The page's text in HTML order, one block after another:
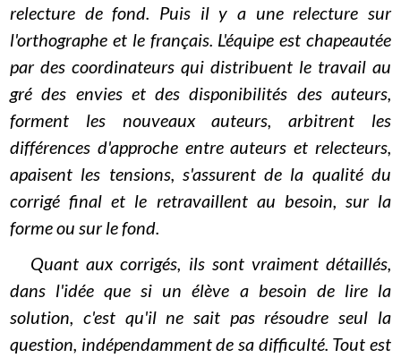
relecture de fond. Puis il y a une relecture sur
l'orthographe et le français. L'équipe est chapeautée
par des coordinateurs qui distribuent le travail au
gré des envies et des disponibilités des auteurs,
forment les nouveaux auteurs, arbitrent les
différences d'approche entre auteurs et relecteurs,
apaisent les tensions, s'assurent de la qualité du
corrigé final et le retravaillent au besoin, sur la
forme ou sur le fond.
Quant aux corrigés, ils sont vraiment détaillés,
dans l'idée que si un élève a besoin de lire la
solution, c'est qu'il ne sait pas résoudre seul la
question, indépendamment de sa difficulté. Tout est